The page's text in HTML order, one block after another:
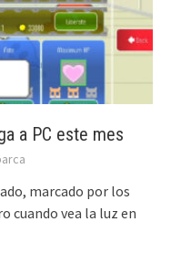
a PC este mes
marcado por los
cuando vea la luz en